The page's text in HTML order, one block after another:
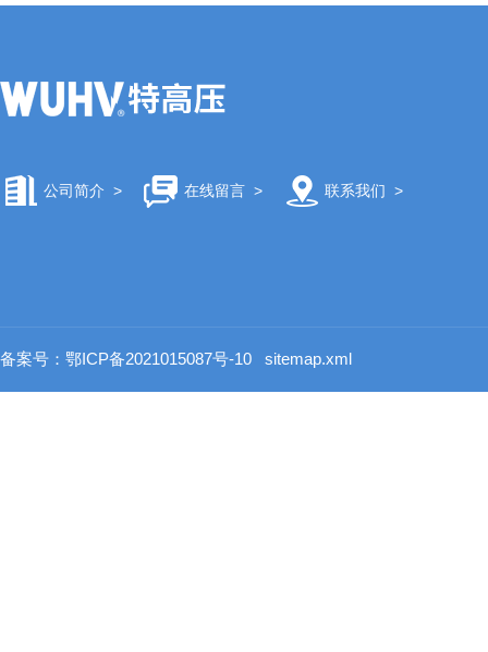
公司简介 > 在线留言> 联系我们 >
备案号：鄂ICP备2021015087号-10 sitemap.xml